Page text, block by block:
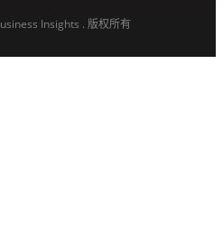
Insights . 版权所有